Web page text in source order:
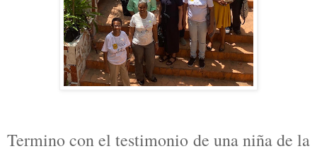
Termino con el testimonio de una niña de la